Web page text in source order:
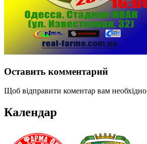
Оставить комментарий
Щоб відправити коментар вам необхідно
Календар